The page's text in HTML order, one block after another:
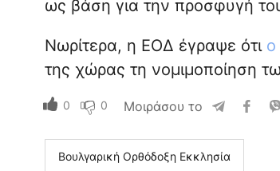
ως βάση για την προσφυγή
Νωρίτερα, η ΕΟΔ έγραψε ότι ο
της χώρας τη νομιμοποίηση
0 0 Μοιράσου το
Βουλγαρική Ορθόδοξη Εκκλησία